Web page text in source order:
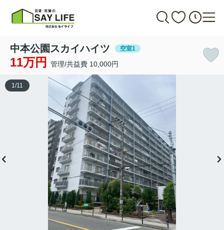
中本公園スカイハイツ 空室1
11万円 管理/共益費 10,000円
1 /11